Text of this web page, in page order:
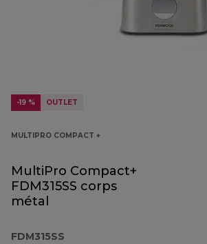
-19 % OUTLET
MULTIPRO COMPACT +
MultiPro Compact+
FDM315SS corps
métal
FDM315SS